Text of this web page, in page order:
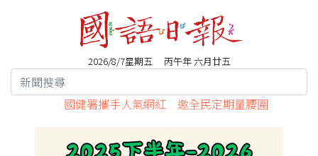
2026/8/7星期五 丙午年 六月廿五
國健署攜手人氣網紅 邀全民定期量腰圍